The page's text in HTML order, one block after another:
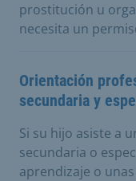
prostitución u
necesita un
Orientación
secundaria y
Si su hijo asiste a
secundaria o
aprendizaje o